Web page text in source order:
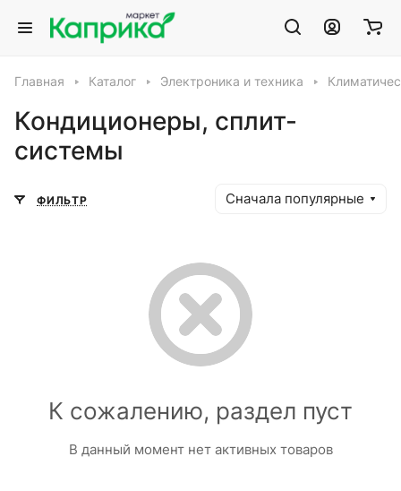
Главная Каталог Электроника и техника
Кондиционеры, сплит-
системы
ФИЛЬТР Сначала популярные
К сожалению, раздел пуст
В данный момент нет активных товаров